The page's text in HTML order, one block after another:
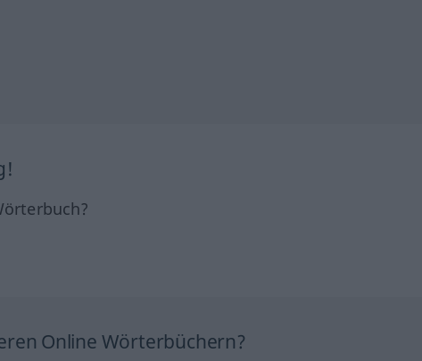
Online Wörterbüchern?